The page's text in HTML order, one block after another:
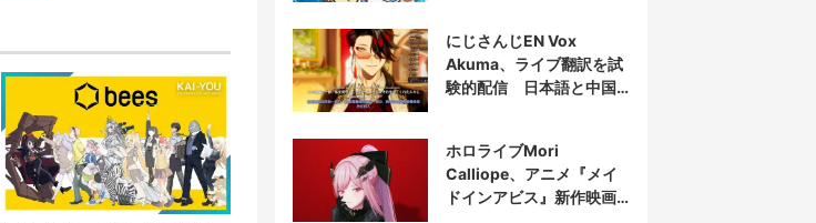
にじさんじEN Vox
Akuma、ライブ翻訳を試
験的配信 日本語と中国
ホロライブMori
Calliope、アニメ『メイ
ドインアビス』新作映画